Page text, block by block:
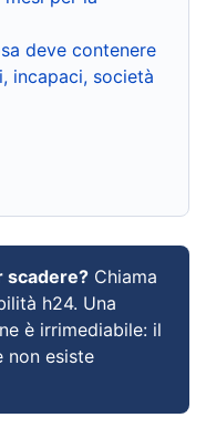
deve contenere
incapaci, società
scadere? Chiama
h24. Una
è irrimediabile: il
non esiste